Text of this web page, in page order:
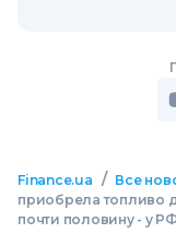
Finance.ua / Все
приобрела топливо
почти половину - у